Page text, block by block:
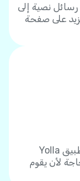
نصية إلى
على صفحة
هل تحتاج للاتصال بجوال أو هاتف أرضي؟ تطبيق Yolla
لأن يقوم